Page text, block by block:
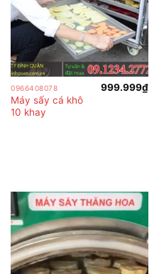
0966408078
Máy sấy cá khô
10 khay
999.999₫